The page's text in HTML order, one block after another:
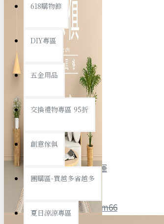
全館限時滿799免運
聯絡我們 ID : @ym66
個人衛浴用品
浴室置物/收納
旅行收納
618購物節
DIY專區
五金用品
交換禮物專區 95折
創意傢俱
團購區-買越多省越多
夏日涼涼專區